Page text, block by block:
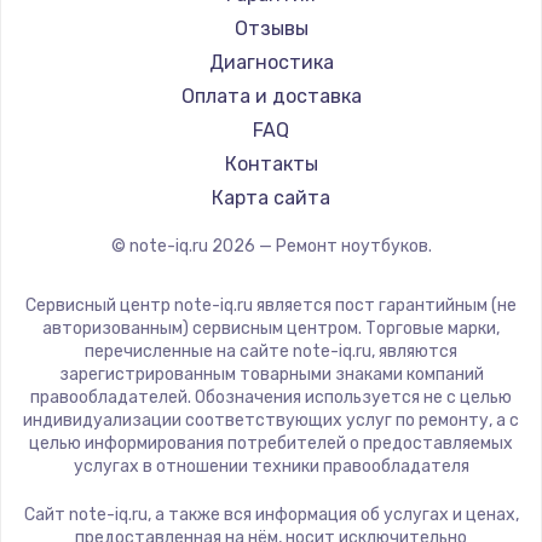
Ремонт ноутбуков Machenike
Ремонт ноутбуков DEXP
Ремонт ноутбуков Teclast
Ремонт ноутбуков CHUWI
Ремонт ноутбуков Colorful
Aorus
Maibenben
Getac
Epson
Philips
LG
Thunderobot
Hasee
ZTE
Hiper
Evga
Google
Ardor
Отзывы
Диагностика
Оплата и доставка
FAQ
Контакты
Карта сайта
© note-iq.ru 2026 — Ремонт ноутбуков.
Сервисный центр note-iq.ru является пост гарантийным (не
авторизованным) сервисным центром. Торговые марки,
перечисленные на сайте note-iq.ru, являются
зарегистрированным товарными знаками компаний
правообладателей. Обозначения используется не с целью
индивидуализации соответствующих услуг по ремонту, а с
целью информирования потребителей о предоставляемых
услугах в отношении техники правообладателя
Сайт note-iq.ru, а также вся информация об услугах и ценах,
предоставленная на нём, носит исключительно